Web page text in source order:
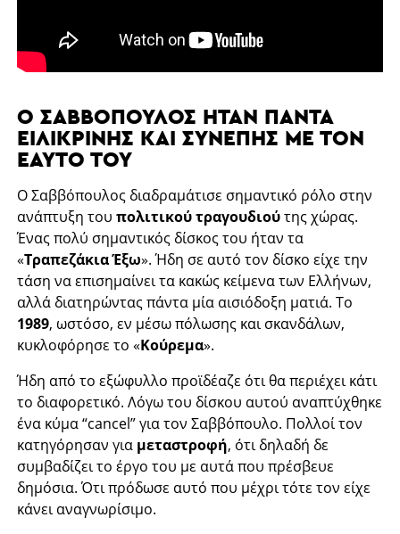
Ο ΣΑΒΒΌΠΟΥΛΟΣ ΉΤΑΝ ΠΆΝΤΑ
ΕΙΛΙΚΡΙΝΉΣ ΚΑΙ ΣΥΝΕΠΉΣ ΜΕ ΤΟΝ
ΕΑΥΤΌ ΤΟΥ
Ο Σαββόπουλος διαδραμάτισε σημαντικό ρόλο στην
ανάπτυξη τουπολιτικού τραγουδιούτης χώρας.
Ένας πολύ σημαντικός δίσκος του ήταν τα
«Τραπεζάκια Έξω». Ήδη σε αυτό τον δίσκο είχε την
τάση να επισημαίνει τα κακώς κείμενα των Ελλήνων,
αλλά διατηρώντας πάντα μία αισιόδοξη ματιά. Το
1989, ωστόσο, εν μέσω πόλωσης και σκανδάλων,
κυκλοφόρησε το «Κούρεμα».
Ήδη από το εξώφυλλο προϊδέαζε ότι θα περιέχει κάτι
το διαφορετικό. Λόγω του δίσκου αυτού αναπτύχθηκε
ένα κύμα “cancel” για τον Σαββόπουλο. Πολλοί τον
κατηγόρησαν για μεταστροφή, ότι δηλαδή δε
συμβαδίζει το έργο του με αυτά που πρέσβευε
δημόσια. Ότι πρόδωσε αυτό που μέχρι τότε τον είχε
κάνει αναγνωρίσιμο.